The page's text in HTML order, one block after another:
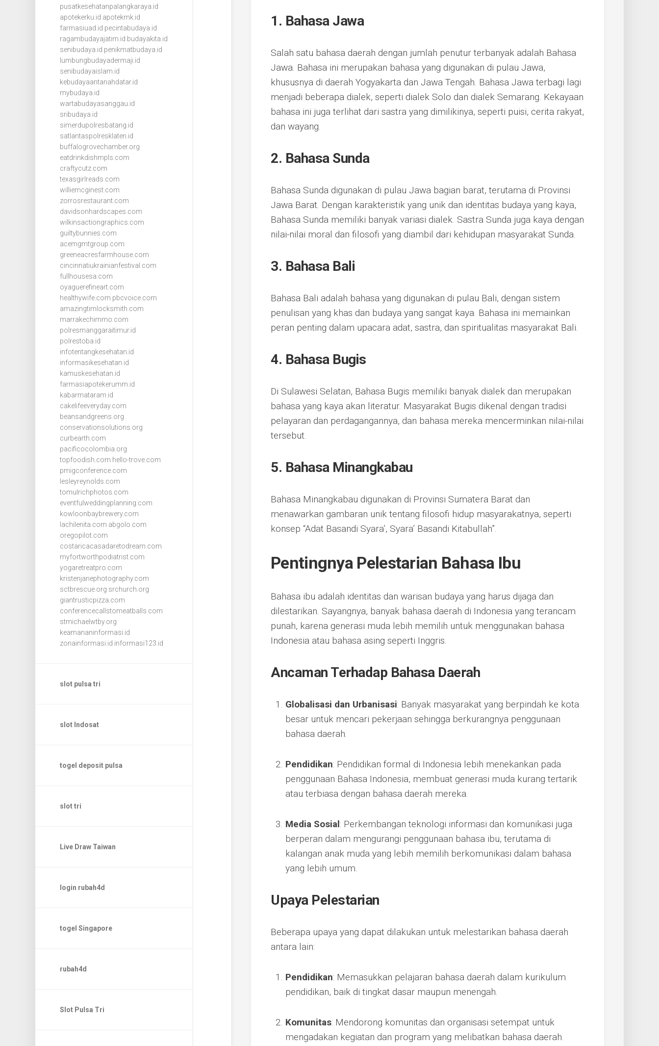
pusatkesehatanpalangkaraya.id
apotekerku.id apotekmk.id
farmasiuad.id pecintabudaya.id
ragambudayajatim.id budayakita.id
senibudaya.id penikmatbudaya.id
lumbungbudayadermaji.id
senibudayaislam.id
kebudayaantanahdatar.id
mybudaya.id
wartabudayasanggau.id
sribudaya.id
simerdupolresbatang.id
satlantaspolresklaten.id
buffalogrovechamber.org
eatdrinkdishmpls.com
craftycutz.com
texasgirlreads.com
williemcginest.com
zorrosrestaurant.com
davidsonhardscapes.com
wilkinsactiongraphics.com
guiltybunnies.com
acemgmtgroup.com
greeneacresfarmhouse.com
cincinnatiukrainianfestival.com
fullhousesa.com
oyaguerefineart.com
healthywife.com pbcvoice.com
amazingtimlocksmith.com
marrakechimmo.com
polresmanggaraitimur.id
polrestoba.id
infotentangkesehatan.id
informasikesehatan.id
kamuskesehatan.id
farmasiapotekerumm.id
kabarmataram.id
cakelifeeveryday.com
beansandgreens.org
conservationsolutions.org
curbearth.com
pacificocolombia.org
topfoodish.com hello-trove.com
pmigconference.com
lesleyreynolds.com
tomulrichphotos.com
eventfulweddingplanning.com
kowloonbaybrewery.com
lachilenita.com abgolo.com
oregopilot.com
costaricacasadaretodream.com
myfortworthpodiatrist.com
yogaretreatpro.com
kristenjanephotography.com
sctbrescue.org srchurch.org
giantrusticpizza.com
conferencecallstomeatballs.com
stmichaelwtby.org
keamananinformasi.id
zonainformasi.id informasi123.id
slot pulsa tri
slot Indosat
togel deposit pulsa
slot tri
Live Draw Taiwan
login rubah4d
togel Singapore
rubah4d
Slot Pulsa Tri
1. Bahasa Jawa
Salah satu bahasa daerah dengan jumlah penutur terbanyak adalah Bahasa
Jawa. Bahasa ini merupakan bahasa yang digunakan di pulau Jawa,
khususnya di daerah Yogyakarta dan Jawa Tengah. Bahasa Jawa terbagi lagi
menjadi beberapa dialek, seperti dialek Solo dan dialek Semarang. Kekayaan
bahasa ini juga terlihat dari sastra yang dimilikinya, seperti puisi, cerita rakyat,
dan wayang.
2. Bahasa Sunda
Bahasa Sunda digunakan di pulau Jawa bagian barat, terutama di Provinsi
Jawa Barat. Dengan karakteristik yang unik dan identitas budaya yang kaya,
Bahasa Sunda memiliki banyak variasi dialek. Sastra Sunda juga kaya dengan
nilai-nilai moral dan filosofi yang diambil dari kehidupan masyarakat Sunda.
3. Bahasa Bali
Bahasa Bali adalah bahasa yang digunakan di pulau Bali, dengan sistem
penulisan yang khas dan budaya yang sangat kaya. Bahasa ini memainkan
peran penting dalam upacara adat, sastra, dan spiritualitas masyarakat Bali.
4. Bahasa Bugis
Di Sulawesi Selatan, Bahasa Bugis memiliki banyak dialek dan merupakan
bahasa yang kaya akan literatur. Masyarakat Bugis dikenal dengan tradisi
pelayaran dan perdagangannya, dan bahasa mereka mencerminkan nilai-nilai
tersebut.
5. Bahasa Minangkabau
Bahasa Minangkabau digunakan di Provinsi Sumatera Barat dan
menawarkan gambaran unik tentang filosofi hidup masyarakatnya, seperti
konsep “Adat Basandi Syara’, Syara’ Basandi Kitabullah”.
Pentingnya Pelestarian Bahasa Ibu
Bahasa ibu adalah identitas dan warisan budaya yang harus dijaga dan
dilestarikan. Sayangnya, banyak bahasa daerah di Indonesia yang terancam
punah, karena generasi muda lebih memilih untuk menggunakan bahasa
Indonesia atau bahasa asing seperti Inggris.
Ancaman Terhadap Bahasa Daerah
Globalisasi dan Urbanisasi: Banyak masyarakat yang berpindah ke kota
besar untuk mencari pekerjaan sehingga berkurangnya penggunaan
bahasa daerah.
Pendidikan: Pendidikan formal di Indonesia lebih menekankan pada
penggunaan Bahasa Indonesia, membuat generasi muda kurang tertarik
atau terbiasa dengan bahasa daerah mereka.
Media Sosial: Perkembangan teknologi informasi dan komunikasi juga
berperan dalam mengurangi penggunaan bahasa ibu, terutama di
kalangan anak muda yang lebih memilih berkomunikasi dalam bahasa
yang lebih umum.
Upaya Pelestarian
Beberapa upaya yang dapat dilakukan untuk melestarikan bahasa daerah
antara lain:
Pendidikan: Memasukkan pelajaran bahasa daerah dalam kurikulum
pendidikan, baik di tingkat dasar maupun menengah.
Komunitas: Mendorong komunitas dan organisasi setempat untuk
mengadakan kegiatan dan program yang melibatkan bahasa daerah.